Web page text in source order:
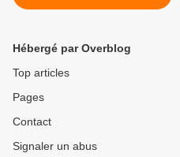
Hébergé par Overblog
Top articles
Pages
Contact
Signaler un abus